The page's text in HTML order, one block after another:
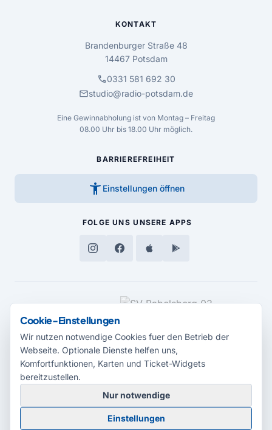
KONTAKT
Brandenburger Straße 48
14467 Potsdam
call0331 581 692 30
mailstudio@radio-potsdam.de
Eine Gewinnabholung ist von Montag – Freitag
08.00 Uhr bis 18.00 Uhr möglich.
BARRIEREFREIHEIT
accessibility_new Einstellungen öffnen
FOLGE UNS UNSERE APPS
MEDIENPARTNER
© 2026 Radio Potsdam. Webseite entwickelt durch dieMedienagentur
Babelsberg
Cookie-Einstellungen
Wir nutzen notwendige Cookies fuer den Betrieb der
Webseite. Optionale Dienste helfen uns,
Komfortfunktionen, Karten und Ticket-Widgets
bereitzustellen.
Nur notwendige
Einstellungen